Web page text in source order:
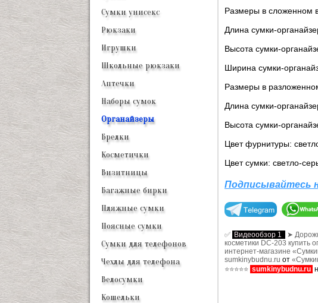
Сумки унисекс
Рюкзаки
Игрушки
Школьные рюкзаки
Аптечки
Наборы сумок
Органайзеры
Брелки
Косметички
Визитницы
Багажные бирки
Пляжные сумки
Поясные сумки
Сумки для телефонов
Чехлы для телефона
Велосумки
Кошельки
Размеры в сложенном
Длина сумки-
Высота сумки-
Ширина сумки-
Размеры в
Длина сумки-
Высота сумки-
Цвет фурнитуры:
Цвет сумки: светло-
Подписывайтесь
✅ Видеообзор 1
➤
косметики DC-203 купить
интернет-магазине
sumkinybudnu.ru от
⭐⭐⭐⭐⭐ sumkinybudnu.ru